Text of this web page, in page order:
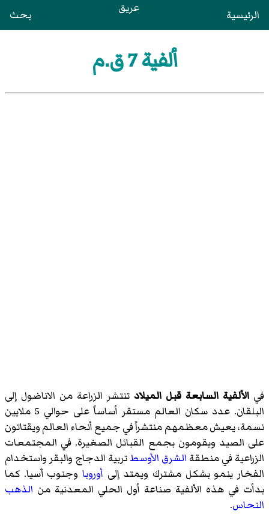
الرئيسية عريق بحث
ألفية 7 ق.م
في الألفية السابعة قبل الميلاد تنتشر الزراعة من الاناضول إلى
البلقان. عدد سكان العالم مستقر أساساً على حوالي 5 ملايين
نسمة، يعيش معظمهم منتشراً في جميع أنحاء العالم ويقتاتون
على الصيد ويقومون بجمع القبائل الصغيرة. في المجتمعات
الزراعية في منطقة الشرق الأوسطتربية الدجاج والبقر واستخدام
الفخار ينمو بشكل مشترك ويمتد إلى أوروبا وجنوب آسيا. كما
بدأت في هذه الألفية صناعة أول الحلي المعدنية من الذهب
النحاس.